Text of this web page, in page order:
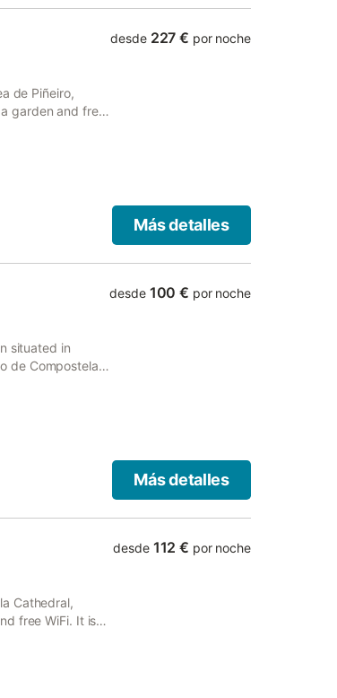
de Piñeiro,
garden and free
desde 227 € por noche
Más detalles
situated in
de Compostela
desde 100 € por noche
Más detalles
Cathedral,
free WiFi. It is
desde 112 € por noche